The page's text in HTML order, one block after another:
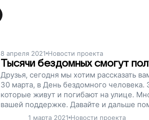
8 апреля 2021 Новости проекта
Тысячи бездомных смогут
Друзья, сегодня мы хотим рассказать
30 марта, в День бездомного
которые живут и погибают на улице.
вашей поддержке. Давайте и дальше
1 марта 2021 Новости проекта